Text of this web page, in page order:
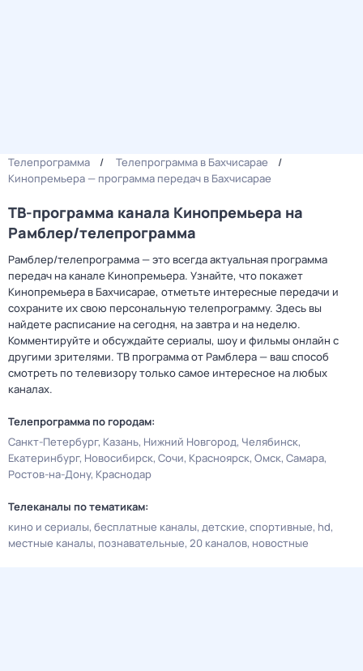
Телепрограмма
Телепрограмма в Бахчисарае
Кинопремьера — программа передач в Бахчисарае
ТВ-программа канала Кинопремьера на
Рамблер/телепрограмма
Рамблер/телепрограмма — это всегда актуальная программа
передач на канале Кинопремьера. Узнайте, что покажет
Кинопремьера в Бахчисарае, отметьте интересные передачи и
сохраните их свою персональную телепрограмму. Здесь вы
найдете расписание на сегодня, на завтра и на неделю.
Комментируйте и обсуждайте сериалы, шоу и фильмы онлайн с
другими зрителями. ТВ программа от Рамблера — ваш способ
смотреть по телевизору только самое интересное на любых
каналах.
Телепрограмма по городам:
Санкт-Петербург Казань Нижний Новгород Челябинск
Екатеринбург Новосибирск Сочи Красноярск Омск Самара
Ростов-на-Дону Краснодар
Телеканалы по тематикам:
кино и сериалы бесплатные каналы детские спортивные hd
местные каналы познавательные 20 каналов новостные